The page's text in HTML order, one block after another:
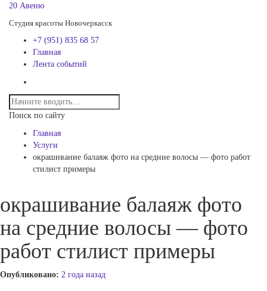
20 Авеню
Студия красоты Новочеркасск
+7 (951) 835 68 57
Главная
Лента событий
Поиск по сайту
Главная
Услуги
окрашивание балаяж фото на средние волосы — фото работ
стилист примеры
окрашивание балаяж фото
на средние волосы — фото
работ стилист примеры
Опубликовано: 2 года назад